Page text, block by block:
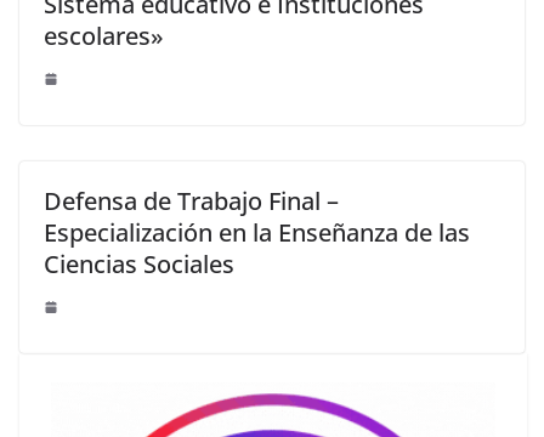
escolares»
Defensa de Trabajo Final –
Especialización en la Enseñanza de las
Ciencias Sociales